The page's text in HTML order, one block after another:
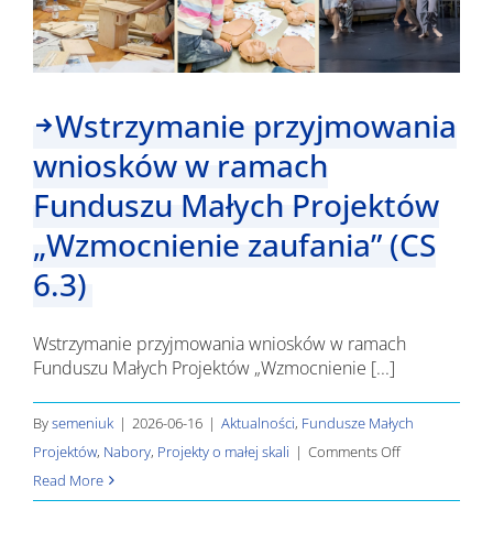
Wstrzymanie przyjmowania
wniosków w ramach
Funduszu Małych Projektów
„Wzmocnienie zaufania” (CS
6.3)
Wstrzymanie przyjmowania wniosków w ramach
Funduszu Małych Projektów „Wzmocnienie [...]
Bysemeniuk | 2026-06-16 | Aktualności, Fundusze Małych
Projektów, Nabory, Projekty o małej skali | Comments Offon
przyjmowania
Read More